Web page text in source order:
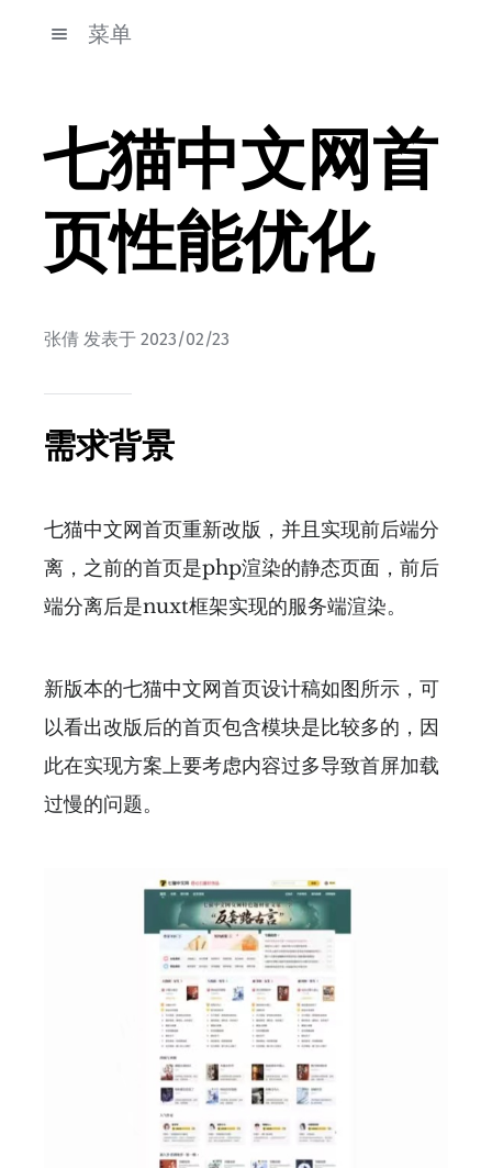
菜单
七猫中文网首
页性能优化
张倩 发表于 2023/02/23
需求背景
七猫中文网首页重新改版，并且实现前后端分
离，之前的首页是php渲染的静态页面，前后
端分离后是nuxt框架实现的服务端渲染。
新版本的七猫中文网首页设计稿如图所示，可
以看出改版后的首页包含模块是比较多的，因
此在实现方案上要考虑内容过多导致首屏加载
过慢的问题。